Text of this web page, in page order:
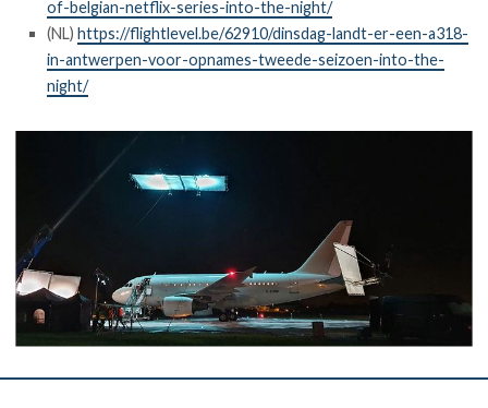
of-belgian-netflix-series-into-the-night/
(NL)https://flightlevel.be/62910/dinsdag-landt-er-een-a318-
in-antwerpen-voor-opnames-tweede-seizoen-into-the-
night/